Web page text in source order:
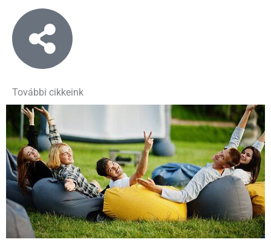
További cikkeink